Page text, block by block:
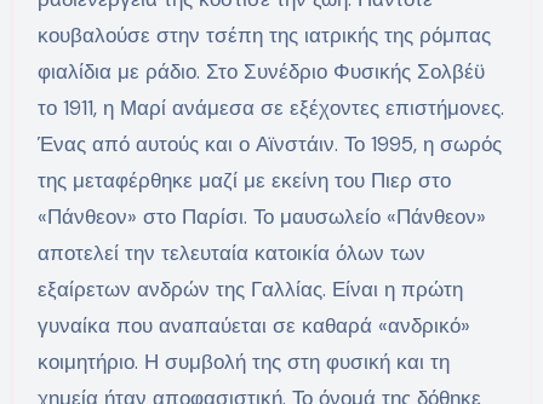
κουβαλούσε στην τσέπη της ιατρικής της ρόμπας
φιαλίδια με ράδιο. Στο Συνέδριο Φυσικής Σολβέϋ
το 1911, η Μαρί ανάμεσα σε εξέχοντες επιστήμονες.
Ένας από αυτούς και ο Αϊνστάιν. Το 1995, η σωρός
της μεταφέρθηκε μαζί με εκείνη του Πιερ στο
«Πάνθεον» στο Παρίσι. Το μαυσωλείο «Πάνθεον»
αποτελεί την τελευταία κατοικία όλων των
εξαίρετων ανδρών της Γαλλίας. Είναι η πρώτη
γυναίκα που αναπαύεται σε καθαρά «ανδρικό»
κοιμητήριο. Η συμβολή της στη φυσική και τη
χημεία ήταν αποφασιστική. Το όνομά της δόθηκε